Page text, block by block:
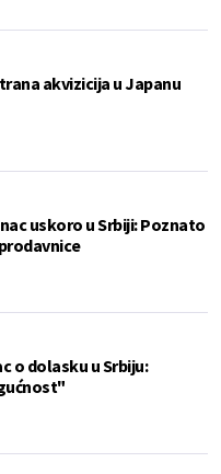
akvizicija u Japanu
uskoro u Srbiji: Poznato
o dolasku u Srbiju: